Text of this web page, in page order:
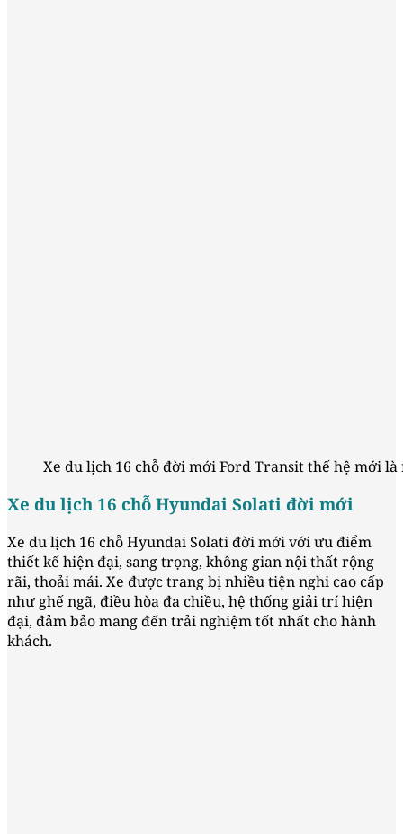
Xe du lịch 16 chỗ đời mới Ford Transit thế hệ mới
Xe du lịch 16 chỗ Hyundai Solati đời mới
Xe du lịch 16 chỗ Hyundai Solati đời mới với ưu điểm
thiết kế hiện đại, sang trọng, không gian nội thất rộng
rãi, thoải mái. Xe được trang bị nhiều tiện nghi cao cấp
như ghế ngã, điều hòa đa chiều, hệ thống giải trí hiện
đại, đảm bảo mang đến trải nghiệm tốt nhất cho hành
khách.